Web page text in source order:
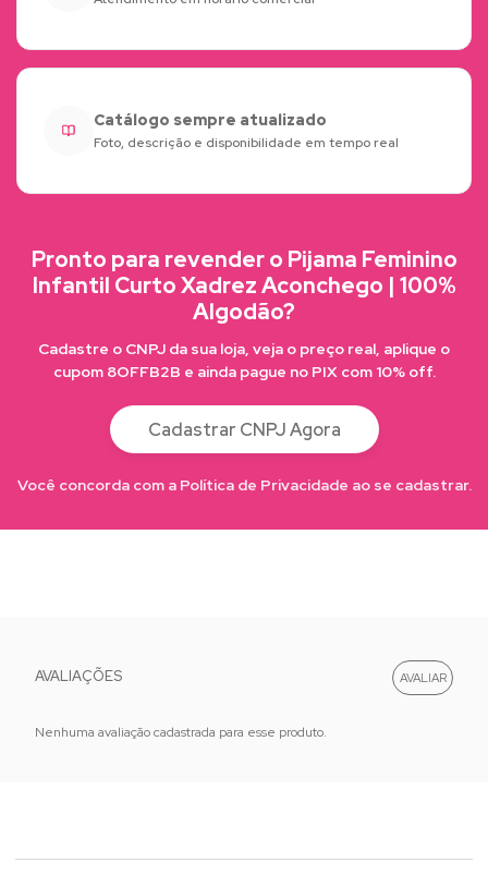
Catálogo sempre atualizado
Foto, descrição e disponibilidade em tempo real
Pronto para revender o Pijama Feminino
Infantil Curto Xadrez Aconchego | 100%
Algodão?
Cadastre o CNPJ da sua loja, veja o preço real, aplique o
cupom 8OFFB2B e ainda pague no PIX com 10% off.
Cadastrar CNPJ Agora
Você concorda com a Política de Privacidade ao se cadastrar.
AVALIAÇÕES
Nenhuma avaliação cadastrada para esse produto.